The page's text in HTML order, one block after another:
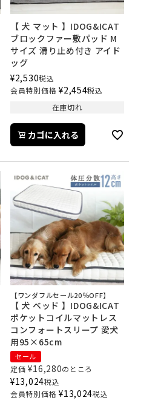
【 犬 マット 】IDOG&ICAT
ブロックファー敷パッド M
サイズ 滑り止め付き アイド
ッグ
¥2,530税込
会員特別価格 ¥2,454税込
在庫切れ
カゴに入れる
【ワンダフルセール20％OFF】
【 犬 ベッド 】IDOG&ICAT
ポケットコイルマットレス
コンフォートスリープ 愛犬
用95×65cm
セール
定価 ¥16,280のところ
¥13,024税込
会員特別価格 ¥13,024税込